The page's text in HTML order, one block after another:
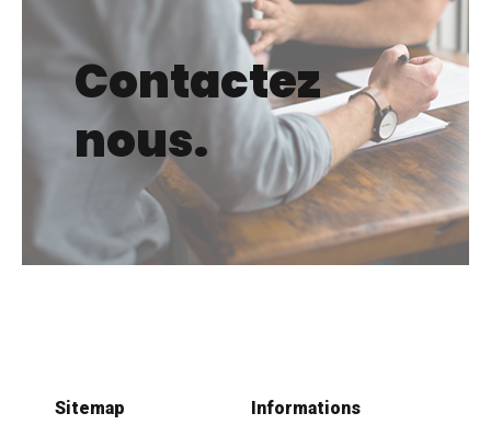
Contactez
nous.
Sitemap Informations